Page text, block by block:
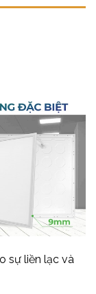
sự liền lạc và